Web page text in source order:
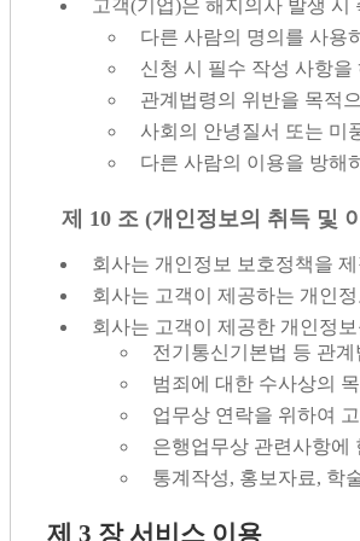
고객(기업)은 해지의사 발생 시
다른 사람의 명의를 사용
신청 시 필수 작성 사항을
관계법령의 위반을 목적
사회의 안녕질서 또는 미
다른 사람의 이용을 방해
제 10 조 (개인정보의 취득 및
회사는 개인정보 보호정책을
회사는 고객이 제공하는 개인
회사는 고객이 제공한 개인정
전기통신기본법 등 관
범죄에 대한 수사상의
업무상 연락을 위하여
은행업무상 관련사항에
통계작성, 홍보자료, 학
제 3 장 서비스 이용